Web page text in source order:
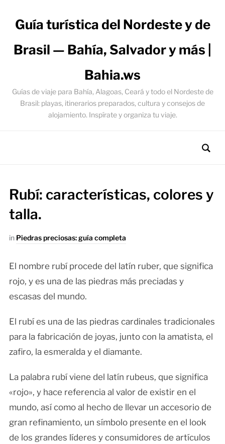
Guía turística del Nordeste y de
Brasil — Bahía, Salvador y más |
Bahia.ws
Guías de viaje para Bahía, Alagoas, Ceará y todo el Nordeste de
Brasil: playas, itinerarios preparados, cultura y consejos de
alojamiento. Inspírate y organiza tu viaje.
Rubí: características, colores y
talla.
in Piedras preciosas: guía completa
El nombre rubí procede del latín ruber, que significa
rojo, y es una de las piedras más preciadas y
escasas del mundo.
El rubí es una de las piedras cardinales tradicionales
para la fabricación de joyas, junto con la amatista, el
zafiro, la esmeralda y el diamante.
La palabra rubí viene del latín rubeus, que significa
«rojo», y hace referencia al valor de existir en el
mundo, así como al hecho de llevar un accesorio de
gran refinamiento, un símbolo presente en el look
de los grandes líderes y consumidores de artículos